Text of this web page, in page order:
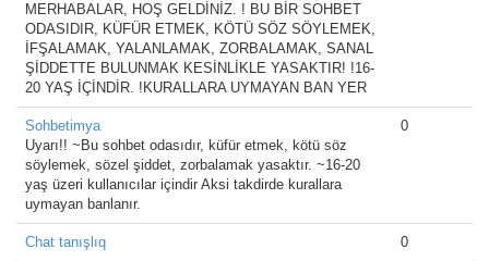
MERHABALAR, HOŞ GELDİNİZ. ! BU BİR SOHBET
ODASIDIR, KÜFÜR ETMEK, KÖTÜ SÖZ SÖYLEMEK,
İFŞALAMAK, YALANLAMAK, ZORBALAMAK, SANAL
ŞİDDETTE BULUNMAK KESİNLİKLE YASAKTIR! !16-
20 YAŞ İÇİNDİR. !KURALLARA UYMAYAN BAN YER
Sohbetimya
Uyarı!! ~Bu sohbet odasıdır, küfür etmek, kötü söz
söylemek, sözel şiddet, zorbalamak yasaktır. ~16-20
yaş üzeri kullanıcılar içindir Aksi takdirde kurallara
uymayan banlanır.
0
Chat tanışlıq 0